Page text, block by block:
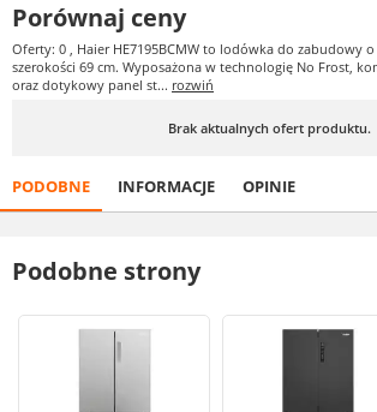
Porównaj ceny
Oferty: 0 , Haier HE7195BCMW to lodówka do zabudowy
szerokości 69 cm. Wyposażona w technologię No Frost,
oraz dotykowy panel st... rozwiń
Brak aktualnych ofert produktu.
PODOBNE INFORMACJE OPINIE
Podobne strony